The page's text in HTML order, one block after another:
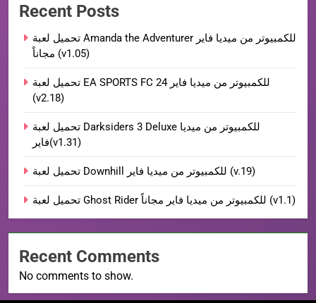
Recent Posts
تحميل لعبة Amanda the Adventurer للكمبيوتر من ميديا فاير
مجاناً (v1.05)
تحميل لعبة EA SPORTS FC 24 للكمبيوتر من ميديا فاير
(v2.18)
تحميل لعبة Darksiders 3 Deluxe للكمبيوتر من ميديا
فاير(v1.31)
تحميل لعبة Downhill للكمبيوتر من ميديا فاير (v.19)
تحميل لعبة Ghost Rider للكمبيوتر من ميديا فاير مجاناً (v1.1)
Recent Comments
No comments to show.